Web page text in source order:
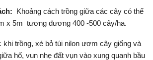
Khoảng cách trồng giữa các cây có thể
x 5m tương đương 400 -500 cây/ha.
khi trồng, xé bỏ túi nilon ươm cây giống và
hố, vun nhẹ đất vụn vào xung quanh bầu